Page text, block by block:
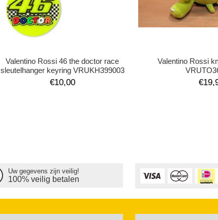
Valentino Rossi 46 the doctor race
sleutelhanger keyring VRUKH399003
€10,00
Valentino Rossi
Uw gegevens zijn veilig!
100% veilig betalen